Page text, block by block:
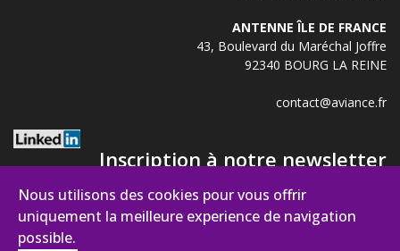
ANTENNE ÎLE DE FRANCE
43, Boulevard du Maréchal Joffre
92340 BOURG LA REINE
contact@aviance.fr
Inscription à notre newsletter
Nous utilisons des cookies pour vous offrir
uniquement la meilleure experience de navigation
possible.